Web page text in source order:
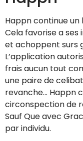
Happn continue
Cela favorise a
et achoppent surs
L’application
frais aucun tout
une paire de
revanche… Happn
circonspection de
Sauf Que avec
par individu.